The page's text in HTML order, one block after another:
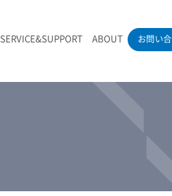
RAMANdrive | ウェハーステ
LIBcell | 不活性雰囲気ラマ
SERVICE&SUPPORT ABOUT お問い